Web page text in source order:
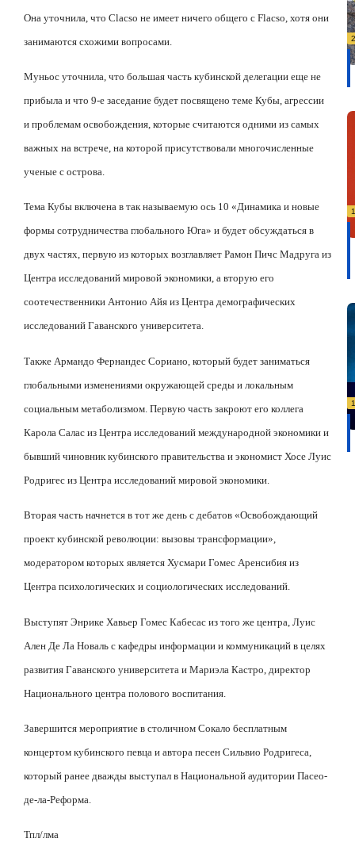
Она уточнила, что Clacso не имеет ничего общего с Flacso , хотя они
занимаются схожими вопросами.
Муньос уточнила, что большая часть кубинской делегации еще не
прибыла и что 9-е заседание будет посвящено теме Кубы, агрессии
и проблемам освобождения, которые считаются одними из самых
важных на встрече, на которой присутствовали многочисленные
ученые с острова.
Тема Кубы включена в так называемую ось 10 «Динамика и новые
формы сотрудничества глобального Юга» и будет обсуждаться в
двух частях, первую из которых возглавляет Рамон Пичс Мадруга из
Центра исследований мировой экономики, а вторую его
соотечественники Антонио Айя из Центра демографических
исследований Гаванского университета.
Также Армандо Фернандес Сориано, который будет заниматься
глобальными изменениями окружающей среды и локальным
социальным метаболизмом. Первую часть закроют его коллега
Карола Салас из Центра исследований международной экономики и
бывший чиновник кубинского правительства и экономист Хосе Луис
Родригес из Центра исследований мировой экономики.
Вторая часть начнется в тот же день с дебатов «Освобождающий
проект кубинской революции: вызовы трансформации»,
модератором которых является Хусмари Гомес Аренсибия из
Центра психологических и социологических исследований.
Выступят Энрике Хавьер Гомес Кабесас из того же центра, Луис
Ален Де Ла Новаль с кафедры информации и коммуникаций в целях
развития Гаванского университета и Мариэла Кастро, директор
Национального центра полового воспитания.
Завершится мероприятие в столичном Сокало бесплатным
концертом кубинского певца и автора песен Сильвио Родригеса,
который ранее дважды выступал в Национальной аудитории Пасео-
де-ла-Реформа.
Тпл/лма